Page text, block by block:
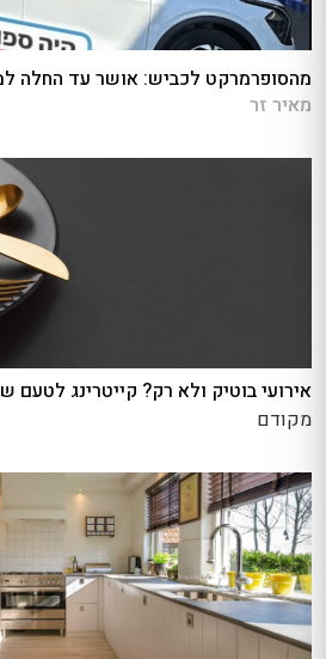
מהסופרמרקט לכביש: אושר עד החלה
מאיר זר
אירועי בוטיק ולא רק? קייטרינג לטעם
מקודם